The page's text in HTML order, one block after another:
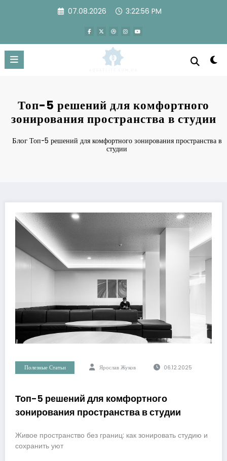
07.08.2026 3:22:56 PM
Топ-5 решений для комфортного
зонирования пространства в студии
Блог Топ-5 решений для комфортного зонирования пространства в
студии
Полезные Статьи Ярослав Жуков 06.12.2025
Топ-5 решений для комфортного
зонирования пространства в студии
Живое пространство без границ: как зонировать студию и
сохранить уют